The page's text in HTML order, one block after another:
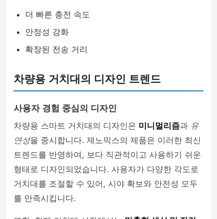
더 빠른 충전 속도
안정성 강화
확장된 전송 거리
차량용 거치대의 디자인 트렌드
사용자 경험 중심의 디자인
차량용 스마트 거치대의 디자인은 미니멀리즘과 유
연성을 중시합니다. 제노믹스의 제품은 이러한 최신
트렌드를 반영하여, 보다 직관적이고 사용하기 쉬운
형태로 디자인되었습니다. 사용자가 다양한 각도로
거치대를 조절할 수 있어, 시야 확보와 안전성 모두
를 만족시킵니다.